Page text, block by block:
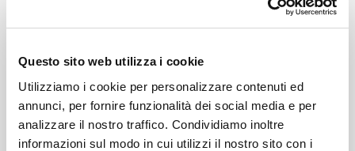
Questo sito web utilizza i cookie
Utilizziamo i cookie per personalizzare contenuti ed
annunci, per fornire funzionalità dei social media e per
analizzare il nostro traffico. Condividiamo inoltre
informazioni sul modo in cui utilizzi il nostro sito con i
Andando a ritroso nel tempo, le persone povere si
utilizzando le foglie delle spighe di granturco fuiasc.
Un gentile contributo di Mariella della UILDM Sondrio:
memorie raccolte dei suoi genitori